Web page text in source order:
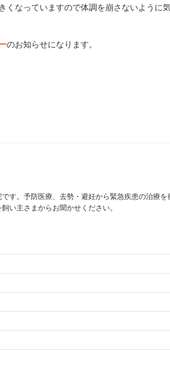
くなっていますので体調を崩さないように
のお知らせになります。
す。予防医療、去勢・避妊から緊急疾患の治療を
い主さまからお聞かせください。